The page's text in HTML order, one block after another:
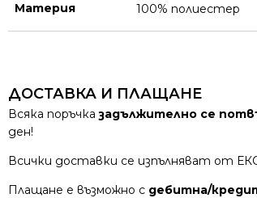
Материя 100% полиестер
ДОСТАВКА И ПЛАЩАНЕ
Всяка поръчказадължително се
ден!
Всички доставки се изпълняват от
Плащане е възможно с дебитна/